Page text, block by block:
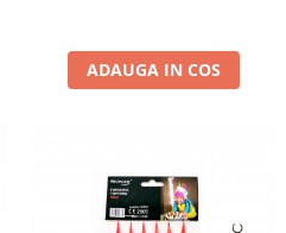
ADAUGA IN COS